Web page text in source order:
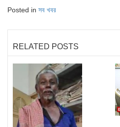
Posted in সব খবর
RELATED POSTS